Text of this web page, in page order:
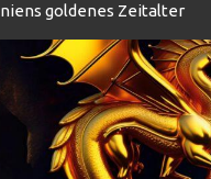
goldenes Zeitalter